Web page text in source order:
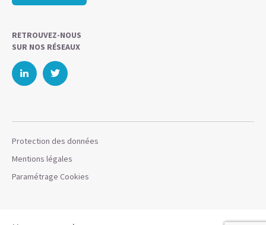
RETROUVEZ-NOUS
SUR NOS RÉSEAUX
Protection des données
Mentions légales
Paramétrage Cookies